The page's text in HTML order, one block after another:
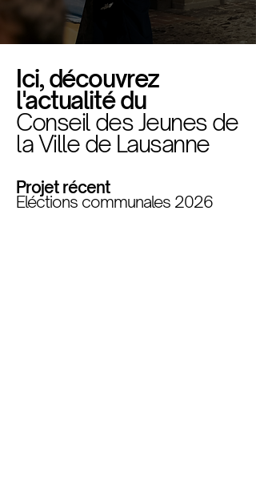
Ici, découvrez
l'actualité du
Conseil des Jeunes de
la Ville de Lausanne
Projet récent
Eléctions communales 2026